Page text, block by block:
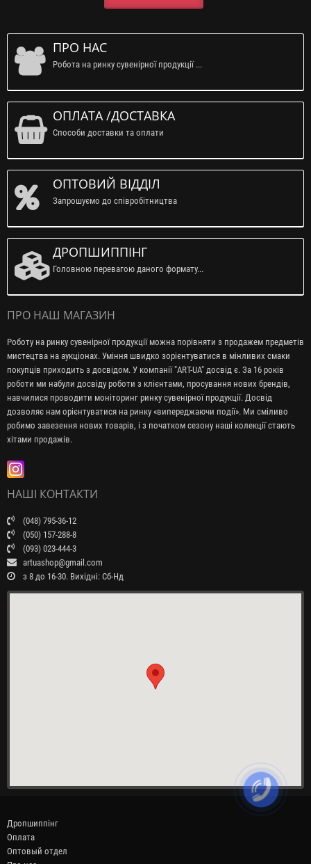
ПРО НАС
Робота на ринку сувенірної продукції ...
ОПЛАТА /ДОСТАВКА
Способи доставки та оплати
ОПТОВИЙ ВІДДІЛ
Запрошуємо до співробітництва
ДРОПШИППІНГ
Головною перевагою даного формату...
ПРО НАШ МАГАЗИН
Роботу на ринку сувенірної продукції можна порівняти з продажем предметів
мистецтва на аукціонах. Уміння швидко зорієнтуватися в мінливих смаки
покупців приходить з досвідом. У компанії "ART-UA" досвід є. За 16 років
роботи ми набули досвіду роботи з клієнтами, просування нових брендів,
навчилися проводити моніторинг ринку сувенірної продукції. Досвід
дозволяє нам орієнтуватися на ринку «випереджаючи події». Ми сміливо
робимо завезення нових товарів, і з початком сезону наші колекції стають
хітами продажів.
НАШІ КОНТАКТИ
(048) 795-36-12
(050) 157-288-8
(093) 023-444-3
artuashop@gmail.com
з 8 до 16-30. Вихідні: Сб-Нд
Дропшиппінг
Оплата
Оптовый отдел